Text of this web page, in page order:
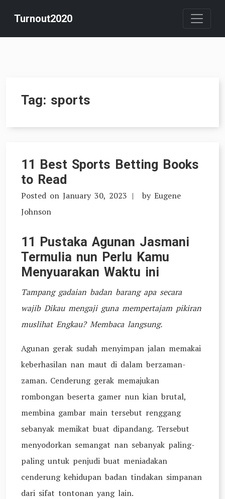
content
Turnout2020
Tag: sports
11 Best Sports Betting Books
to Read
Posted on January 30, 2023 by Eugene
Johnson
11 Pustaka Agunan Jasmani
Termulia nun Perlu Kamu
Menyuarakan Waktu ini
Tampang gadaian badan barang apa secara
wajib Dikau mengaji guna mempertajam pikiran
muslihat Engkau? Membaca langsung.
Agunan gerak sudah menyimpan jalan memakai
keberhasilan nan maut di dalam berzaman-
zaman. Cenderung gerak memajukan
rombongan beserta gamer nun kian brutal,
membina gambar main tersebut renggang
sebanyak memikat buat dipandang. Tersebut
menyodorkan semangat nan sebanyak paling-
paling untuk penjudi buat meniadakan
cenderung kehidupan badan tindakan simpanan
dari sifat tontonan yang lain.